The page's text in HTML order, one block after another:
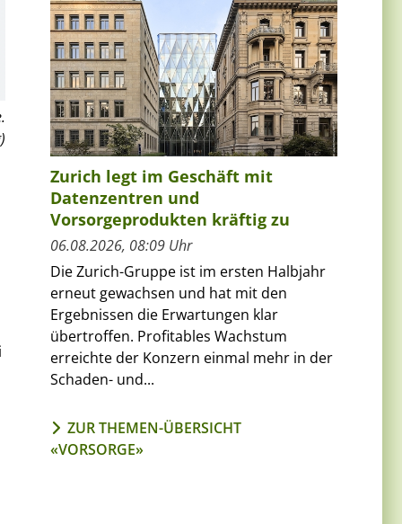
Zurich legt im Geschäft mit
Datenzentren und
Vorsorgeprodukten kräftig zu
06.08.2026, 08:09 Uhr
Die Zurich-Gruppe ist im ersten Halbjahr
erneut gewachsen und hat mit den
Ergebnissen die Erwartungen klar
übertroffen. Profitables Wachstum
erreichte der Konzern einmal mehr in der
Schaden- und...
ZUR THEMEN-ÜBERSICHT
«VORSORGE»